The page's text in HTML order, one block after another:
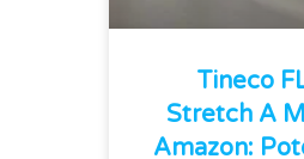
Tineco
Stretch A
Amazon: